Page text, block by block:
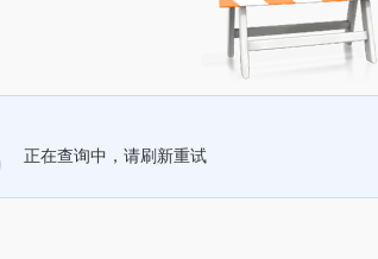
正在查询中，请刷新重试